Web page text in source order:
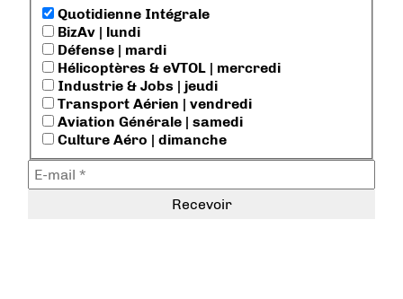
Quotidienne Intégrale
BizAv | lundi
Défense | mardi
Hélicoptères & eVTOL | mercredi
Industrie & Jobs | jeudi
Transport Aérien | vendredi
Aviation Générale | samedi
Culture Aéro | dimanche